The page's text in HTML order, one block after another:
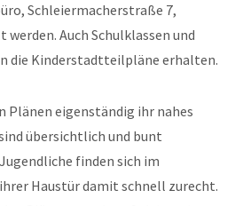
Schleiermacherstraße 7,
Auch Schulklassen und
die Kinderstadtteilpläne erhalten.
Plänen eigenständig ihr nahes
übersichtlich und bunt
finden sich im
Haustür damit schnell zurecht.